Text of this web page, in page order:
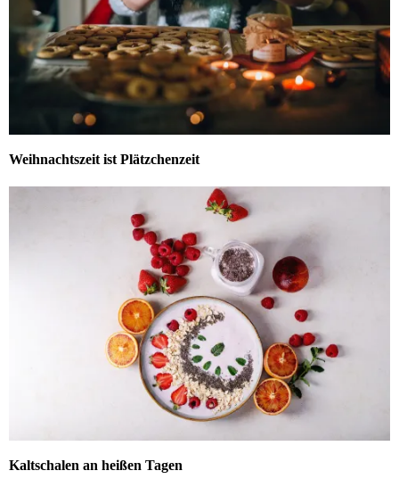
Weihnachtszeit ist Plätzchenzeit
Kaltschalen an heißen Tagen